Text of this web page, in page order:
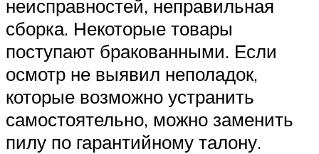
неисправностей, неправильная
сборка. Некоторые товары
поступают бракованными. Если
осмотр не выявил неполадок,
которые возможно устранить
самостоятельно, можно заменить
пилу по гарантийному талону.